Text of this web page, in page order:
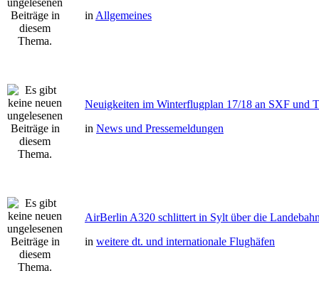
in Allgemeines
Neuigkeiten im Winterflugplan 17/18 an SXF und
in News und Pressemeldungen
AirBerlin A320 schlittert in Sylt über die
in weitere dt. und internationale Flughäfen